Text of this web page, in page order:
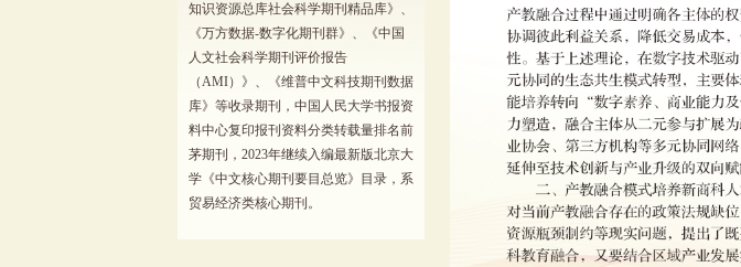
知识资源总库社会科学期刊精品库》、
《万方数据-数字化期刊群》、《中国
人文社会科学期刊评价报告
（AMI）》、《维普中文科技期刊数据
库》等收录期刊，中国人民大学书报资
料中心复印报刊资料分类转载量排名前
茅期刊，2023年继续入编最新版北京大
学《中文核心期刊要目总览》目录，系
贸易经济类核心期刊。